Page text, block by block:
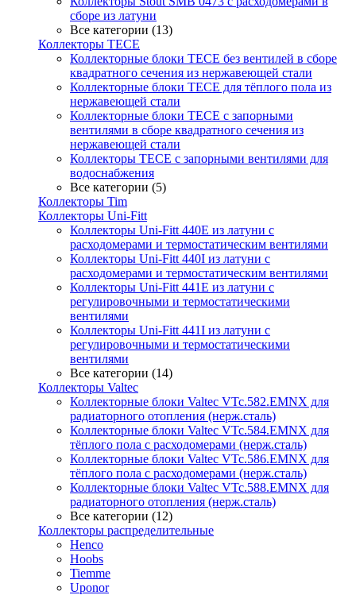
сборе из латуни
Все категории (13)
Коллекторы TECE
Коллекторные блоки TECE без вентилей в сборе
квадратного сечения из нержавеющей стали
Коллекторные блоки TECE для тёплого пола из
нержавеющей стали
Коллекторные блоки TECE с запорными
вентилями в сборе квадратного сечения из
нержавеющей стали
Коллекторы TECE с запорными вентилями для
водоснабжения
Все категории (5)
Коллекторы Tim
Коллекторы Uni-Fitt
Коллекторы Uni-Fitt 440E из латуни с
расходомерами и термостатическим вентилями
Коллекторы Uni-Fitt 440I из латуни с
расходомерами и термостатическим вентилями
Коллекторы Uni-Fitt 441E из латуни с
регулировочными и термостатическими
вентилями
Коллекторы Uni-Fitt 441I из латуни с
регулировочными и термостатическими
вентилями
Все категории (14)
Коллекторы Valtec
Коллекторные блоки Valtec VTc.582.EMNX для
радиаторного отопления (нерж.сталь)
Коллекторные блоки Valtec VTc.584.EMNX для
тёплого пола с расходомерами (нерж.сталь)
Коллекторные блоки Valtec VTc.586.EMNX для
тёплого пола с расходомерами (нерж.сталь)
Коллекторные блоки Valtec VTc.588.EMNX для
радиаторного отопления (нерж.сталь)
Все категории (12)
Коллекторы распределительные
Henco
Hoobs
Tiemme
Uponor